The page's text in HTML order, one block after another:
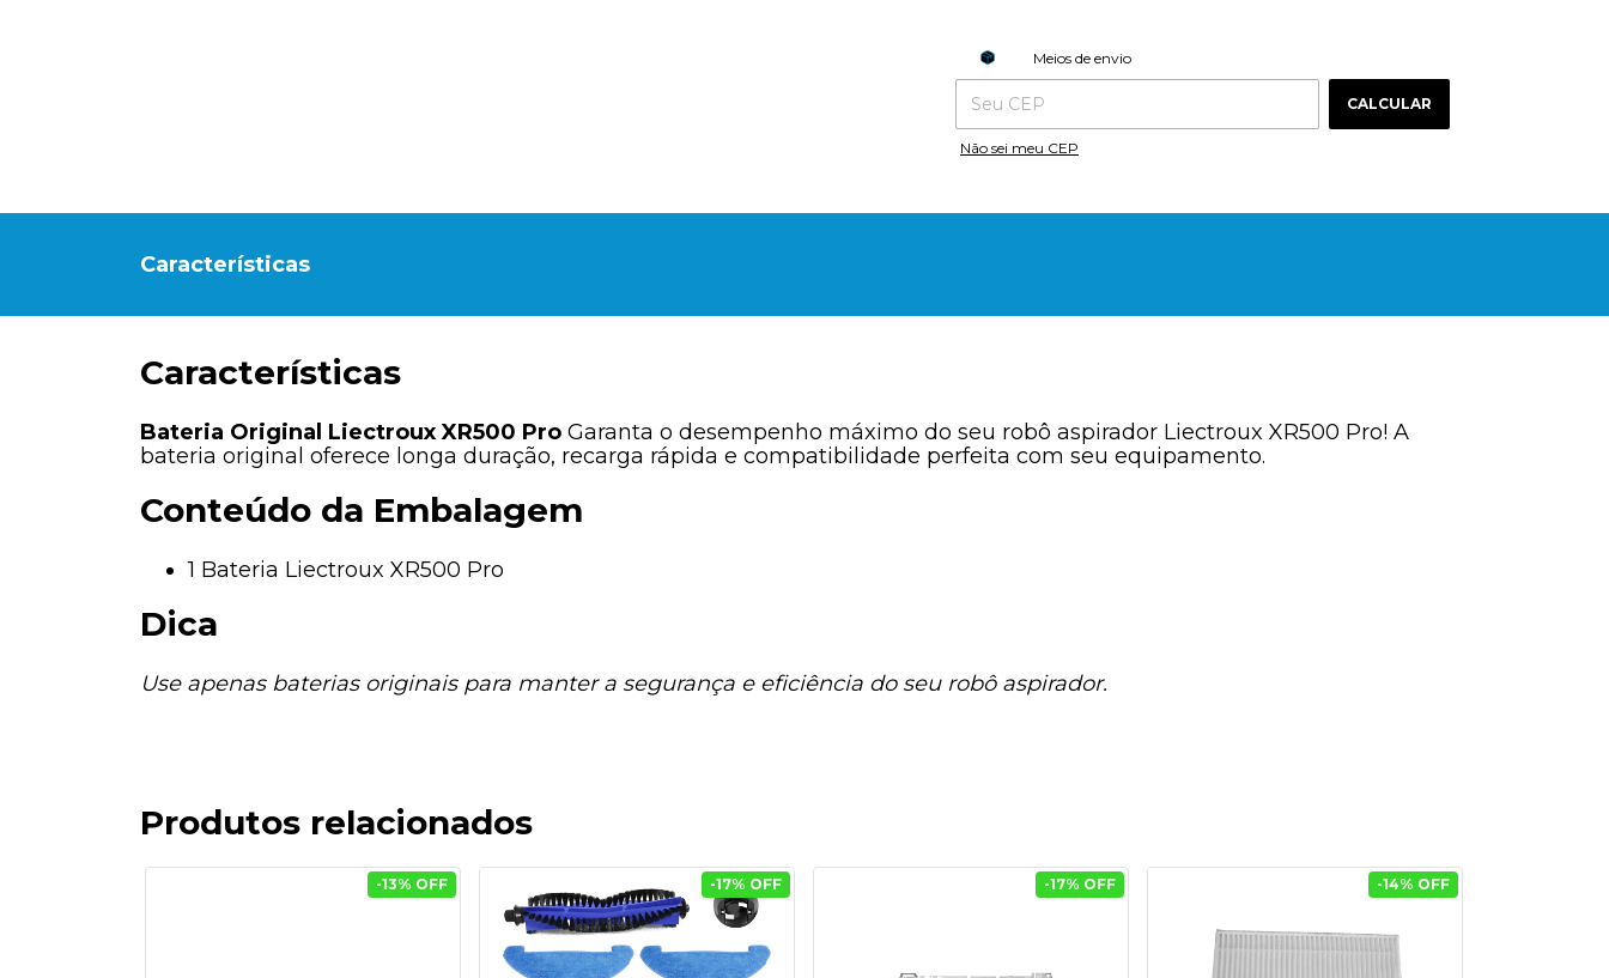
Entregas para o CEP:
Meios de envio
CALCULAR
Não sei meu CEP
Características
Características
Bateria Original Liectroux XR500 Pro Garanta o desempenho máximo do seu robô aspirador Liectroux XR500 Pro! A
bateria original oferece longa duração, recarga rápida e compatibilidade perfeita com seu equipamento.
Conteúdo da Embalagem
1 Bateria Liectroux XR500 Pro
Dica
Use apenas baterias originais para manter a segurança e eficiência do seu robô aspirador.
Produtos relacionados
-13% OFF -17% OFF -17% OFF -14% OFF